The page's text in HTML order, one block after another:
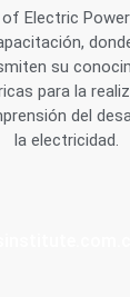
Electric
su
para la
del
la electricidad.